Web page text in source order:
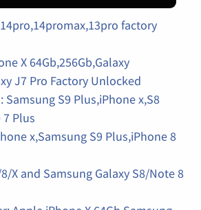
factory
X 64Gb,256Gb,Galaxy
J7 Pro Factory Unlocked
Samsung S9 Plus,iPhone x,S8
Plus
x,Samsung S9 Plus,iPhone 8
X and Samsung Galaxy S8/Note 8